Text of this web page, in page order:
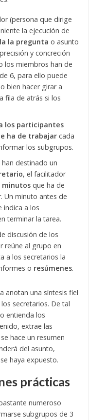
(persona que dirige
la ejecución de
la pregunta o asunto
y concreción
los miembros han de
6, para ello puede
bien hacer girar a
fila de atrás si los
los participantes
ha de trabajar cada
los subgrupos.
destinado un
, el facilitador
minutosque ha de
Un minuto antes de
indica a los
terminar la tarea.
discusión de los
reúne al grupo en
a los secretarios la
o resúmenes.
anotan una síntesis fiel
secretarios. De tal
entienda los
extrae las
hace un resumen
del asunto,
haya expuesto.
prácticas
numeroso
subgrupos de 3